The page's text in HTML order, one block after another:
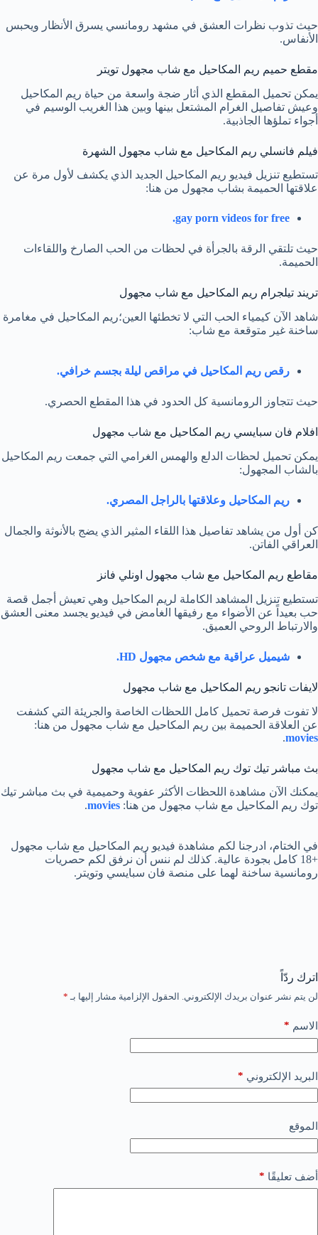
حيث تذوب نظرات العشق في مشهد رومانسي يسرق الأنظار ويحبس
الأنفاس.
مقطع حميم ريم المكاحيل مع شاب مجهول تويتر
يمكن تحميل المقطع الذي أثار ضجة واسعة من حياة ريم المكاحيل
وعيش تفاصيل الغرام المشتعل بينها وبين هذا الغريب الوسيم في
أجواء تملؤها الجاذبية.
فيلم فانسلي ريم المكاحيل مع شاب مجهول الشهرة
تستطيع تنزيل فيديو ريم المكاحيل الجديد الذي يكشف لأول مرة عن
علاقتها الحميمة بشاب مجهول من هنا:
gay porn videos for free.
حيث تلتقي الرقة بالجرأة في لحظات من الحب الصارخ واللقاءات
الحميمة.
تريند تيلجرام ريم المكاحيل مع شاب مجهول
شاهد الآن كيمياء الحب التي لا تخطئها العين؛ريم المكاحيل في مغامرة
ساخنة غير متوقعة مع شاب:
رقص ريم المكاحيل في مراقص ليلة بجسم خرافي.
حيث تتجاوز الرومانسية كل الحدود في هذا المقطع الحصري.
افلام فان سبايسي ريم المكاحيل مع شاب مجهول
يمكن تحميل لحظات الدلع والهمس الغرامي التي جمعت ريم المكاحيل
بالشاب المجهول:
ريم المكاحيل وعلاقتها بالراجل المصري.
كن أول من يشاهد تفاصيل هذا اللقاء المثير الذي يضج بالأنوثة والجمال
العراقي الفاتن.
مقاطع ريم المكاحيل مع شاب مجهول اونلي فانز
تستطيع تنزيل المشاهد الكاملة لريم المكاحيل وهي تعيش أجمل قصة
حب بعيداً عن الأضواء مع رفيقها الغامض في فيديو يجسد معنى العشق
والارتباط الروحي العميق.
شيميل عراقية مع شخص مجهول HD.
لايفات تانجو ريم المكاحيل مع شاب مجهول
لا تفوت فرصة تحميل كامل اللحظات الخاصة والجريئة التي كشفت
عن العلاقة الحميمة بين ريم المكاحيل مع شاب مجهول من هنا:
movies
.
بث مباشر تيك توك ريم المكاحيل مع شاب مجهول
يمكنك الآن مشاهدة اللحظات الأكثر عفوية وحميمية في بث مباشر تيك
توك ريم المكاحيل مع شاب مجهول من هنا: movies
.
في الختام، ادرجنا لكم مشاهدة فيديو ريم المكاحيل مع شاب مجهول
+18 كامل بجودة عالية. كذلك لم ننس أن نرفق لكم حصريات
رومانسية ساخنة لهما على منصة فان سبايسي وتويتر.
اترك ردّاً
لن يتم نشر عنوان بريدك الإلكتروني. الحقول الإلزامية مشار إليها بـ *
الاسم *
البريد الإلكتروني *
الموقع
أضف تعليقًا *